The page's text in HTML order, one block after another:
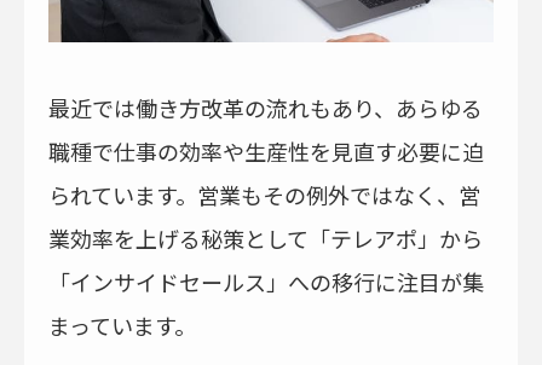
最近では働き方改革の流れもあり、あらゆる
職種で仕事の効率や生産性を見直す必要に迫
られています。営業もその例外ではなく、営
業効率を上げる秘策として「テレアポ」から
「インサイドセールス」への移行に注目が集
まっています。